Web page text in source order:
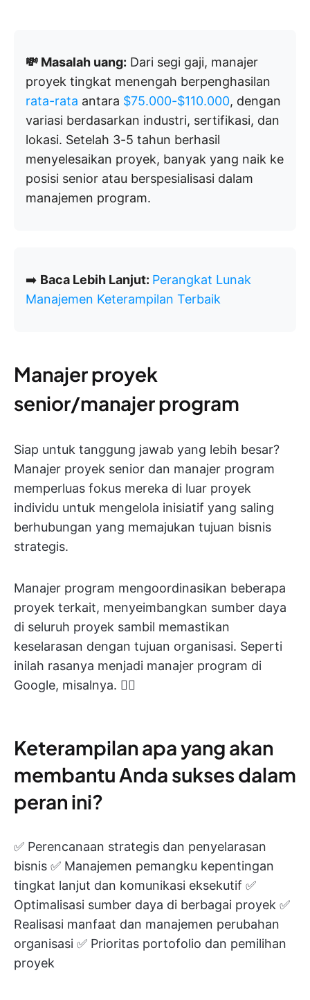
💸 Masalah uang: Dari segi gaji, manajer
proyek tingkat menengah berpenghasilan
rata-rata antara $75.000-$110.000, dengan
variasi berdasarkan industri, sertifikasi, dan
lokasi. Setelah 3-5 tahun berhasil
menyelesaikan proyek, banyak yang naik ke
posisi senior atau berspesialisasi dalam
manajemen program.
➡️ Baca Lebih Lanjut: Perangkat Lunak
Manajemen Keterampilan Terbaik
Manajer proyek
senior/manajer program
Siap untuk tanggung jawab yang lebih besar?
Manajer proyek senior dan manajer program
memperluas fokus mereka di luar proyek
individu untuk mengelola inisiatif yang saling
berhubungan yang memajukan tujuan bisnis
strategis.
Manajer program mengoordinasikan beberapa
proyek terkait, menyeimbangkan sumber daya
di seluruh proyek sambil memastikan
keselarasan dengan tujuan organisasi. Seperti
inilah rasanya menjadi manajer program di
Google, misalnya. 👇🏼
Keterampilan apa yang akan
membantu Anda sukses dalam
peran ini?
✅ Perencanaan strategis dan penyelarasan
bisnis ✅ Manajemen pemangku kepentingan
tingkat lanjut dan komunikasi eksekutif ✅
Optimalisasi sumber daya di berbagai proyek ✅
Realisasi manfaat dan manajemen perubahan
organisasi ✅ Prioritas portofolio dan pemilihan
proyek